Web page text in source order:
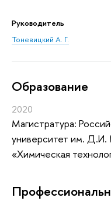
Руководитель
Тоневицкий А. Г.
Oбразование
2020
Магистратура:
университет им. Д.И.
«Химическая